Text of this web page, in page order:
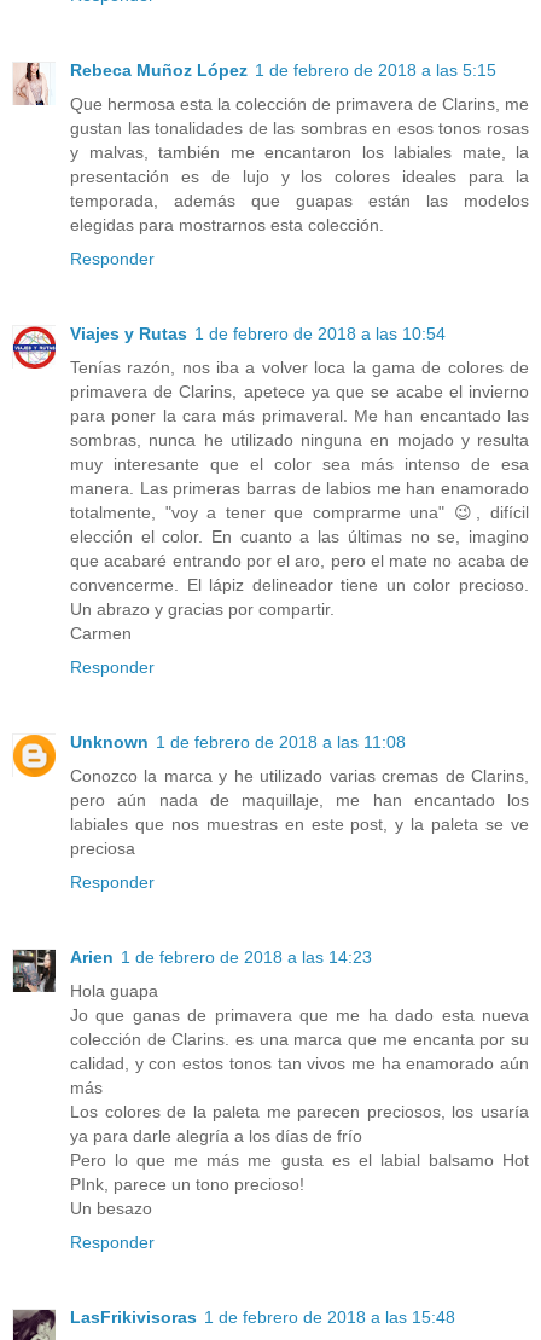
Rebeca Muñoz López 1 de febrero de 2018 a las 5:15
Que hermosa esta la colección de primavera de Clarins, me
gustan las tonalidades de las sombras en esos tonos rosas
y malvas, también me encantaron los labiales mate, la
presentación es de lujo y los colores ideales para la
temporada, además que guapas están las modelos
elegidas para mostrarnos esta colección.
Responder
Viajes y Rutas 1 de febrero de 2018 a las 10:54
Tenías razón, nos iba a volver loca la gama de colores de
primavera de Clarins, apetece ya que se acabe el invierno
para poner la cara más primaveral. Me han encantado las
sombras, nunca he utilizado ninguna en mojado y resulta
muy interesante que el color sea más intenso de esa
manera. Las primeras barras de labios me han enamorado
totalmente, "voy a tener que comprarme una" 😉, difícil
elección el color. En cuanto a las últimas no se, imagino
que acabaré entrando por el aro, pero el mate no acaba de
convencerme. El lápiz delineador tiene un color precioso.
Un abrazo y gracias por compartir.
Carmen
Responder
Unknown 1 de febrero de 2018 a las 11:08
Conozco la marca y he utilizado varias cremas de Clarins,
pero aún nada de maquillaje, me han encantado los
labiales que nos muestras en este post, y la paleta se ve
preciosa
Responder
Arien 1 de febrero de 2018 a las 14:23
Hola guapa
Jo que ganas de primavera que me ha dado esta nueva
colección de Clarins. es una marca que me encanta por su
calidad, y con estos tonos tan vivos me ha enamorado aún
más
Los colores de la paleta me parecen preciosos, los usaría
ya para darle alegría a los días de frío
Pero lo que me más me gusta es el labial balsamo Hot
PInk, parece un tono precioso!
Un besazo
Responder
LasFrikivisoras 1 de febrero de 2018 a las 15:48